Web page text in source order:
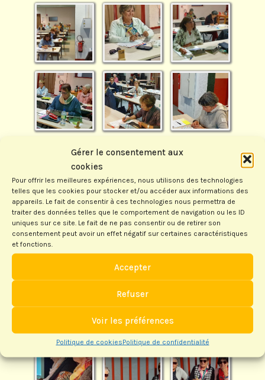
Gérer le consentement aux
cookies
Pour offrir les meilleures expériences, nous utilisons des technologies
telles que les cookies pour stocker et/ou accéder aux informations des
appareils. Le fait de consentir à ces technologies nous permettra de
traiter des données telles que le comportement de navigation ou les ID
uniques sur ce site. Le fait de ne pas consentir ou de retirer son
consentement peut avoir un effet négatif sur certaines caractéristiques
et fonctions.
Accepter
Refuser
Voir les préférences
Politique de cookiesPolitique de confidentialité